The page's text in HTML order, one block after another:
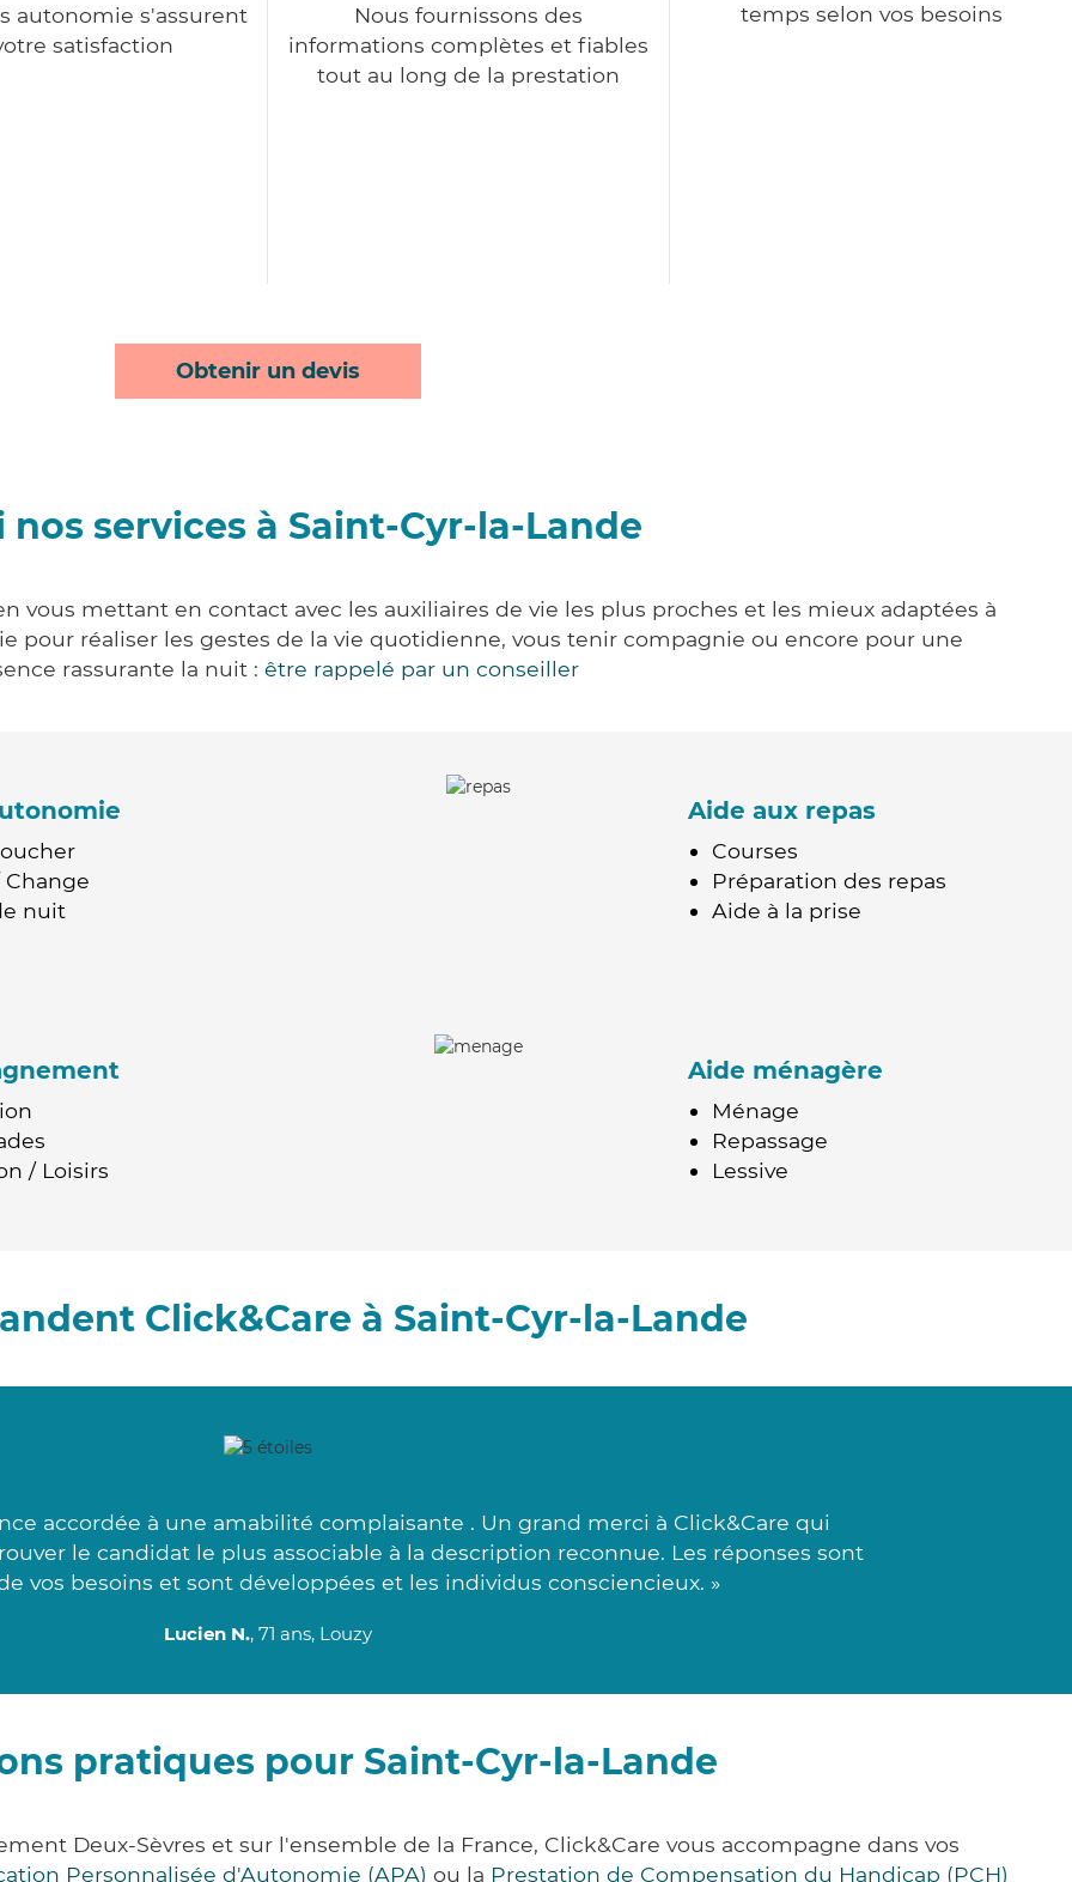
autonomie s'assurent
satisfaction
Nous fournissons des
informations complètes et fiables
tout au long de la prestation
temps selon vos besoins
Obtenir un devis
nos services à Saint-Cyr-la-Lande
vous mettant en contact avec les auxiliaires de vie les plus proches et les mieux adaptées à
pour réaliser les gestes de la vie quotidienne, vous tenir compagnie ou encore pour une
rassurante la nuit : être rappelé par un conseiller
nuit
Aide aux repas
Courses
Préparation des repas
Aide à la prise
/ Loisirs
Aide ménagère
Ménage
Repassage
Lessive
Click&Care à Saint-Cyr-la-Lande
accordée à une amabilité complaisante . Un grand merci à Click&Care qui
le candidat le plus associable à la description reconnue. Les réponses sont
vos besoins et sont développées et les individus consciencieux. »
Lucien N., 71 ans, Louzy
pratiques pour Saint-Cyr-la-Lande
Deux-Sèvres et sur l'ensemble de la France, Click&Care vous accompagne dans vos
Personnalisée d'Autonomie (APA) ou la Prestation de Compensation du Handicap (PCH)